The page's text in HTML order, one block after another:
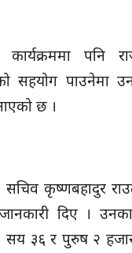
कार्यक्रममा पनि
सहयोग पाउनेमा
छ ।
सचिव कृष्णबहादुर
दिए ।
सय ३६ र पुरुष २